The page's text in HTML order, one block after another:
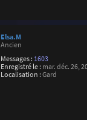
Elsa.M
Ancien
Messages : 1603
Enregistré le : mar. déc. 26,
Localisation : Gard